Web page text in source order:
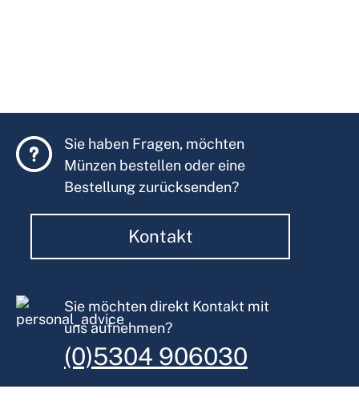
Sie haben Fragen, möchten
Münzen bestellen oder eine
Bestellung zurücksenden?
Kontakt
Sie möchten direkt Kontakt mit
uns aufnehmen?
(0)5304 906030